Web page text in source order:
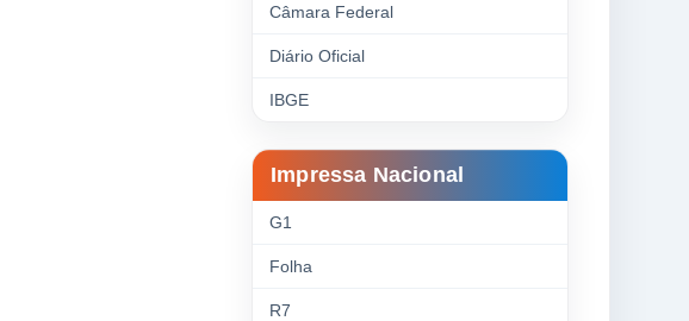
Câmara Federal
Diário Oficial
IBGE
Impressa Nacional
G1
Folha
R7